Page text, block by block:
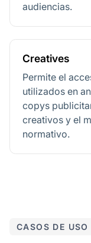
audiencias.
Creatives
Permite el
utilizados en
copys
creativos y el
normativo.
CASOS DE USO